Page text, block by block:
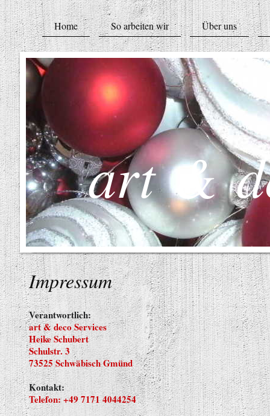
Home So arbeiten wir Über uns
art &
Impressum
Verantwortlich:
art & deco Services
Heike Schubert
Schulstr. 3
73525 Schwäbisch Gmünd
Kontakt:
Telefon: +49 7171 4044254